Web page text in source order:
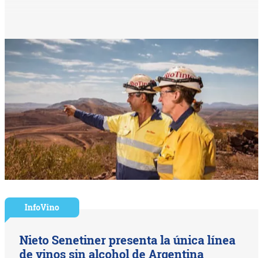
InfoVino
Nieto Senetiner presenta la única línea
de vinos sin alcohol de Argentina